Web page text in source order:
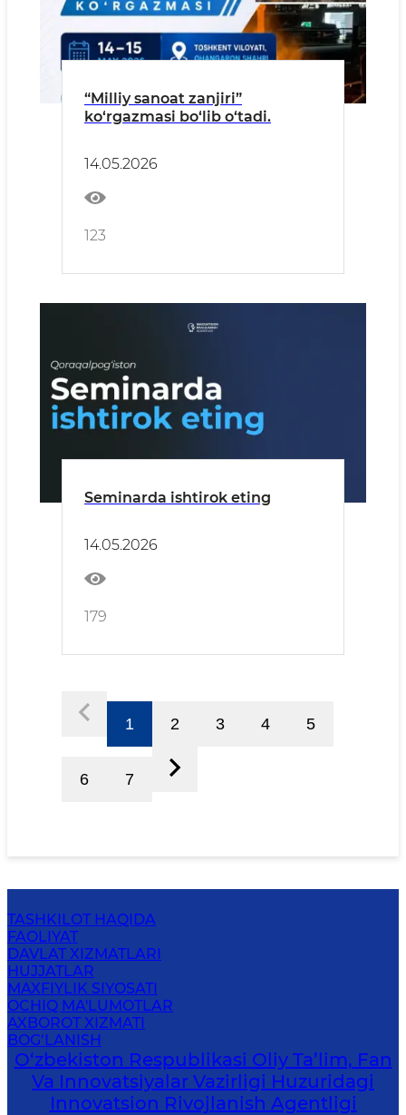
“Milliy sanoat zanjiri”
ko‘rgazmasi bo‘lib o‘tadi.
14.05.2026
123
Seminarda ishtirok eting
14.05.2026
179
1 2 3 4 5
6 7
TASHKILOT HAQIDA
FAOLIYAT
DAVLAT XIZMATLARI
HUJJATLAR
MAXFIYLIK SIYOSATI
OCHIQ MA'LUMOTLAR
AXBOROT XIZMATI
BOG‘LANISH
O‘zbekiston Respublikasi Oliy Ta’lim, Fan
Va Innovatsiyalar Vazirligi Huzuridagi
Innovatsion Rivojlanish Agentligi